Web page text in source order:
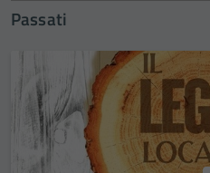
Passati